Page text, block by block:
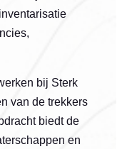
bij Sterk
van de trekkers
biedt de
en